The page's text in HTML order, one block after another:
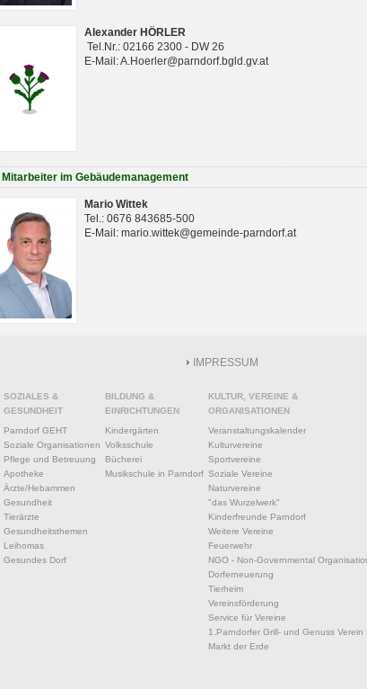
Alexander HÖRLER
Tel.Nr.: 02166 2300 - DW 26
E-Mail: A.Hoerler@parndorf.bgld.gv.at
Mitarbeiter im Gebäudemanagement
Mario Wittek
Tel.: 0676 843685-500
E-Mail: mario.wittek@gemeinde-parndorf.at
IMPRESSUM
SOZIALES &
GESUNDHEIT
Parndorf GEHT
Soziale Organisationen
Pflege und Betreuung
Apotheke
Ärzte/Hebammen
Gesundheit
Tierärzte
Gesundheitsthemen
Leihomas
Gesundes Dorf
BILDUNG &
EINRICHTUNGEN
Kindergärten
Volksschule
Bücherei
Musikschule in Parndorf
KULTUR, VEREINE &
ORGANISATIONEN
Veranstaltungskalender
Kulturvereine
Sportvereine
Soziale Vereine
Naturvereine
"das Wurzelwerk"
Kinderfreunde Parndorf
Weitere Vereine
Feuerwehr
NGO - Non-Governmental
Dorferneuerung
Tierheim
Vereinsförderung
Service für Vereine
1.Parndorfer Grill- und Genuss Verein
Markt der Erde